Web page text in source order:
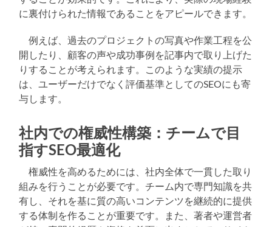
に裏付けられた情報であることをアピールできます。
例えば、過去のプロジェクトの写真や作業工程を公
開したり、顧客の声や成功事例を記事内で取り上げた
りすることが考えられます。このような実績の提示
は、ユーザーだけでなく評価基準としてのSEOにも寄
与します。
社内での権威性構築：チームで目
指すSEO最適化
権威性を高めるためには、社内全体で一貫した取り
組みを行うことが必要です。チーム内で専門知識を共
有し、それを基に質の高いコンテンツを継続的に提供
する体制を作ることが重要です。また、著者や運営者